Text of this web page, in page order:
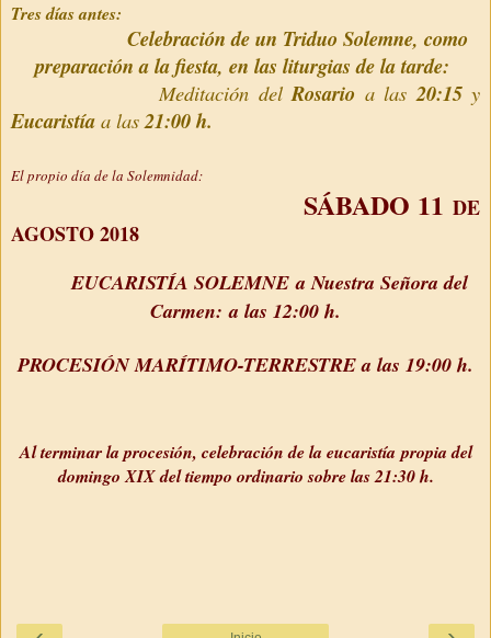
Tres días antes:
Celebración de un Triduo Solemne, como
preparación a la fiesta, en las liturgias de la tarde:
Meditación delRosario a las20:15y
Eucaristía a las21:00 h.
El propio día de la Solemnidad:
SÁBADO 11 DE
AGOSTO 2018
EUCARISTÍA SOLEMNE a Nuestra Señora del
Carmen:a las 12:00 h.
PROCESIÓN MARÍTIMO-TERRESTRE a las 19:00 h.
Al terminar la procesión, celebración de la eucaristíapropia del
domingo XIX del tiempo ordinario sobre las 21:30 h.